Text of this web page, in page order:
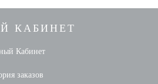
КАБИНЕТ
Кабинет
заказов